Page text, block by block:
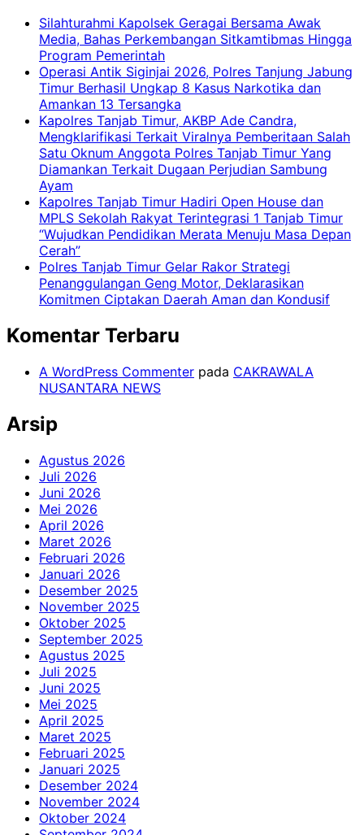
Silahturahmi Kapolsek Geragai Bersama Awak
Media, Bahas Perkembangan Sitkamtibmas Hingga
Program Pemerintah
Operasi Antik Siginjai 2026, Polres Tanjung Jabung
Timur Berhasil Ungkap 8 Kasus Narkotika dan
Amankan 13 Tersangka
Kapolres Tanjab Timur, AKBP Ade Candra,
Mengklarifikasi Terkait Viralnya Pemberitaan Salah
Satu Oknum Anggota Polres Tanjab Timur Yang
Diamankan Terkait Dugaan Perjudian Sambung
Ayam
Kapolres Tanjab Timur Hadiri Open House dan
MPLS Sekolah Rakyat Terintegrasi 1 Tanjab Timur
“Wujudkan Pendidikan Merata Menuju Masa Depan
Cerah”
Polres Tanjab Timur Gelar Rakor Strategi
Penanggulangan Geng Motor, Deklarasikan
Komitmen Ciptakan Daerah Aman dan Kondusif
Komentar Terbaru
A WordPress Commenter pada CAKRAWALA
NUSANTARA NEWS
Arsip
Agustus 2026
Juli 2026
Juni 2026
Mei 2026
April 2026
Maret 2026
Februari 2026
Januari 2026
Desember 2025
November 2025
Oktober 2025
September 2025
Agustus 2025
Juli 2025
Juni 2025
Mei 2025
April 2025
Maret 2025
Februari 2025
Januari 2025
Desember 2024
November 2024
Oktober 2024